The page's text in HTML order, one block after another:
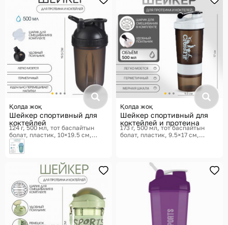
Қолда жоқ
Шейкер спортивный для
коктейлей
124 г, 500 мл, тот баспайтын
болат, пластик, 10×19.5 см
Мастер К
Қолда жоқ
Шейкер спортивный для
коктейлей и протеина
173 г, 500 мл, тот баспайтын
болат, пластик, 9.5×17 см